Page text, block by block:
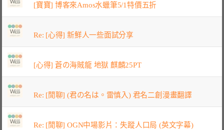
[寶寶] 博客來Amos水蠟筆5/1特價五折
Re: [心得] 新鮮人一些面試分享
[心得] 蒼の海賊龍 地獄 麒麟25PT
Re: [閒聊] (君の名は。雷慎入) 君名二創漫畫翻譯
Re: [閒聊] OGN中場影片：失蹤人口局 (英文字幕)